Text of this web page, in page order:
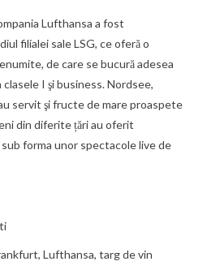
Lufthansa a fost
filialei sale LSG, ce oferă o
de care se bucură adesea
I şi business. Nordsee,
servit şi fructe de mare proaspete
din diferite țări au oferit
forma unor spectacole live de
, Lufthansa, targ de vin